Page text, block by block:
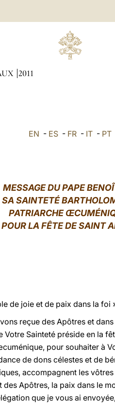
2011
EN - ES- FR- IT- PT
MESSAGE DU PAPE
SA SAINTETÉ
PATRIARCHE
POUR LA FÊTE DE SAINT
de joie et de paix dans la foi
reçue des Apôtres et
Sainteté préside en la
pour souhaiter à
de dons célestes et de
accompagnent les
Apôtres, la paix dans le
que je vous ai